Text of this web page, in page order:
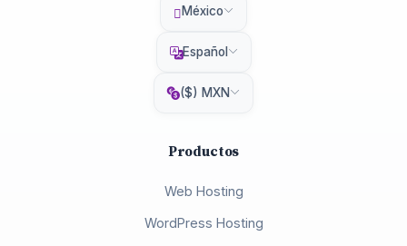
México
Español
($) MXN
Productos
Web Hosting
WordPress Hosting